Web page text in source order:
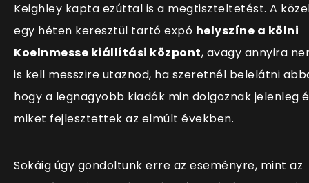
Keighley kapta ezúttal is a megtiszteltetést. A
egy héten keresztül tartó expó helyszíne a kölni
Koelnmesse kiállítási központ, avagy annyira
is kell messzire utaznod, ha szeretnél belelátni
hogy a legnagyobb kiadók min dolgoznak jelenleg
miket fejlesztettek az elmúlt években.
Sokáig úgy gondoltunk erre az eseményre, mint az